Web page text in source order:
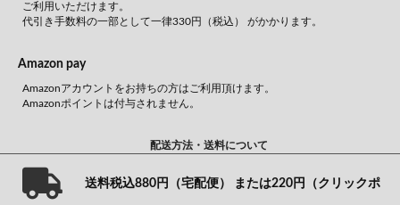
ご利用いただけます。
代引き手数料の一部として一律330円（税込） がかかります。
Amazon pay
Amazonアカウントをお持ちの方はご利用頂けます。
Amazonポイントは付与されません。
配送方法・送料について
送料税込880円（宅配便） または220円（クリックポ